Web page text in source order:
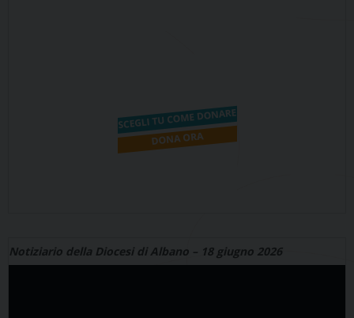
Notiziario della Diocesi di Albano – 18 giugno 2026